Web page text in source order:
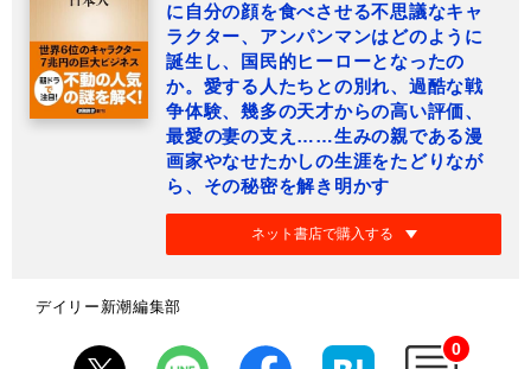
に自分の顔を食べさせる不思議なキャ
ラクター、アンパンマンはどのように
誕生し、国民的ヒーローとなったの
か。愛する人たちとの別れ、過酷な戦
争体験、幾多の天才からの高い評価、
最愛の妻の支え……生みの親である漫
画家やなせたかしの生涯をたどりなが
ら、その秘密を解き明かす
ネット書店で購入する
デイリー新潮編集部
0